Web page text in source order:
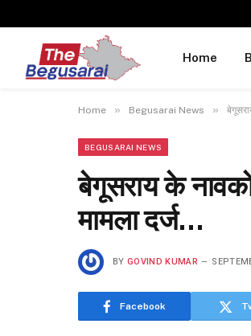
Home
Home » Begusarai News »
BEGUSARAI NEWS
बेगूसराय के
मामला दर्ज…
BY GOVIND KUMAR
Facebook